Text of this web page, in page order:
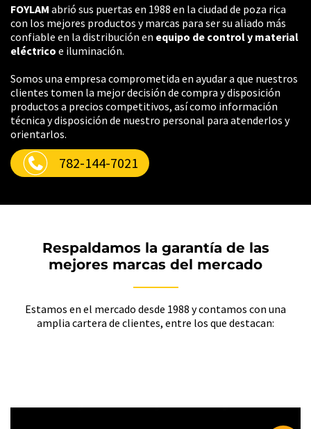
FOYLAM abrió sus puertas en 1988 en la ciudad de poza rica
con los mejores productos y marcas para ser su aliado más
confiable en la distribución en equipo de control y material
eléctrico e iluminación.
Somos una empresa comprometida en ayudar a que nuestros
clientes tomen la mejor decisión de compra y disposición
productos a precios competitivos, así como información
técnica y disposición de nuestro personal para atenderlos y
orientarlos.
782-144-7021
Respaldamos la garantía de las
mejores marcas del mercado
Estamos en el mercado desde 1988 y contamos con una
amplia cartera de clientes, entre los que destacan: